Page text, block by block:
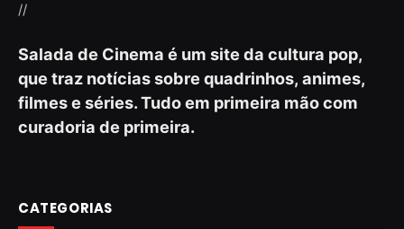
//
Salada de Cinema é um site da cultura pop,
que traz notícias sobre quadrinhos, animes,
filmes e séries. Tudo em primeira mão com
curadoria de primeira.
CATEGORIAS